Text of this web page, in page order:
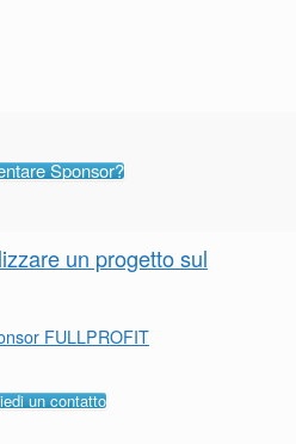
Sponsor?
un progetto sul
FULLPROFIT
un contatto